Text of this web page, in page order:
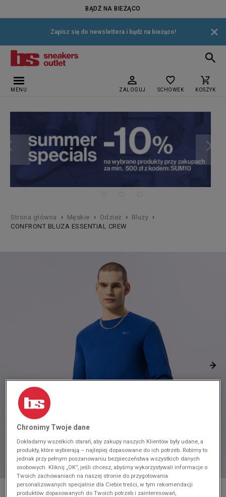
BĄDŹ NA BIEŻĄCO
Zapisz się do newslettera i bądź na bieżąco! ×
MENU ZALOGUJ SCHOWEK KOSZYK
Strona główna › Męskie › Odzież › Bluzy ›
CONFRONT BLUZA ESSENTIAL CREW
* Zdjęcie poglądowe
Chronimy Twoje dane
Dokładamy wszelkich starań, aby zakupy naszych Klientów były udane, a
produkty, które wybierają – najlepiej dopasowane do ich potrzeb. Robimy to
jednak przy pełnym poszanowaniu bezpieczeństwa wszystkich danych
osobowych. Kliknij „OK”, jeśli chcesz, abyśmy wykorzystywali informacje o
Twoich zachowaniach na naszej stronie do przygotowania
personalizowanych specjalnie dla Ciebie treści, w tym rekomendacji
produktów dopasowanych do Twoich potrzeb i zainteresowań,